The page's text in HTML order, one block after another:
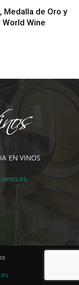
Medalla de Oro y
Wine
EN VINOS